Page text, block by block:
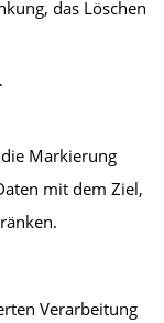
das Löschen
Markierung
mit dem Ziel,
Verarbeitung